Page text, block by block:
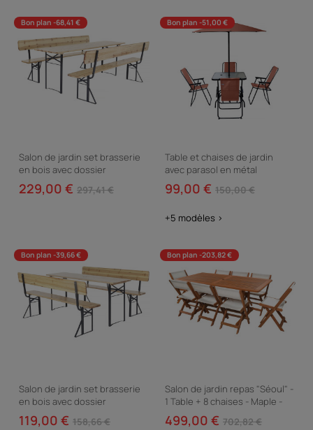
Bon plan -68,41 €
Salon de jardin set brasserie
en bois avec dossier
"Lisbonne" - 220 cm - Marron
229,00 € 297,41 €
Bon plan -51,00 €
Table et chaises de jardin
avec parasol en métal
"Convivia" - 4 places -
Terracotta
99,00 € 150,00 €
+5 modèles >
Bon plan -39,66 €
Salon de jardin set brasserie
en bois avec dossier
"Lisbonne" - 180 cm - Marron
119,00 € 158,66 €
Bon plan -203,82 €
Salon de jardin repas "Séoul" -
1 Table + 8 chaises - Maple -
Beige
499,00 € 702,82 €